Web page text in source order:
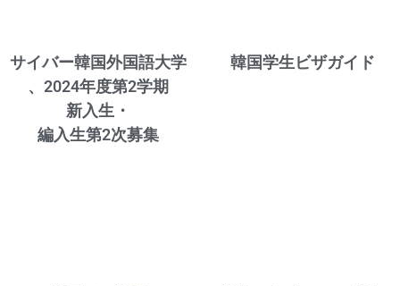
サイバー韓国外国語大学
、2024年度第2学期
新入生・
編入生第2次募集
韓国学生ビザガイド